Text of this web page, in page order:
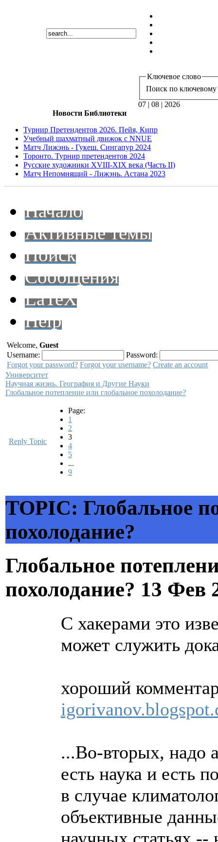
Ключевое слово
Поиск по ключевому
07 | 08 | 2026
Новости Библиотеки
Турнир Претендентов 2026. Пейя, Кипр
Учебный шахматный движок с NNUE
Матч Лижэнь - Гукеш. Сингапур 2024
Торонто. Турнир претендентов 2024
Русские художники XVIII-XIX века (Часть II)
Матч Непомнящий - Лижэнь. Астана 2023
Начало
Активные темы
Поиск
Сообщения
LaTeX
Help
Welcome, Guest
Username:
Password:
Forgot your password? Forgot your username? Create an account
Университет
Научная жизнь. География и Другие Науки
Глобальное потепление или глобальное похолодание?
Reply Topic
Page:
1
2
3
4
5
...
9
TOPIC: Глобальное
похолодание?
Глобальное
похолодание? 13 Фев
С хакерами это
может служить
хороший
...Во-вторых, надо
есть наука и есть
в случае
объективные